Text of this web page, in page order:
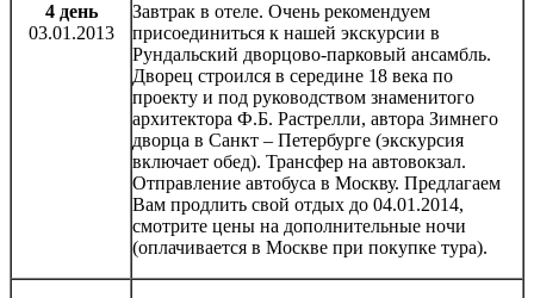
4 день
03.01.2013
Завтрак в отеле. Очень рекомендуем
присоединиться к нашей экскурсии в
Рундальский дворцово-парковый ансамбль.
Дворец строился в середине 18 века по
проекту и под руководством знаменитого
архитектора Ф.Б. Растрелли, автора Зимнего
дворца в Санкт – Петербурге (экскурсия
включает обед). Трансфер на автовокзал.
Отправление автобуса в Москву. Предлагаем
Вам продлить свой отдых до 04.01.2014,
смотрите цены на дополнительные ночи
(оплачивается в Москве при покупке тура).